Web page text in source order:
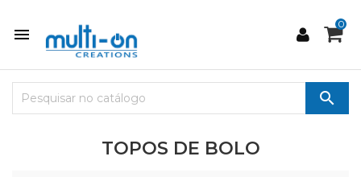

0

TOPOS DE BOLO